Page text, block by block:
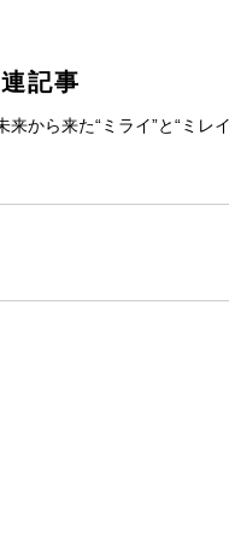
記事
から来た“ミライ”と“ミレ